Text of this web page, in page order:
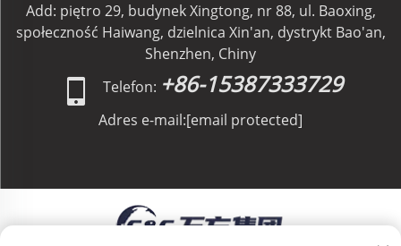
Add: piętro 29, budynek Xingtong, nr 88, ul. Baoxing,
społeczność Haiwang, dzielnica Xin'an, dystrykt Bao'an,
Shenzhen, Chiny
Telefon: +86-15387333729
Adres e-mail:[email protected]